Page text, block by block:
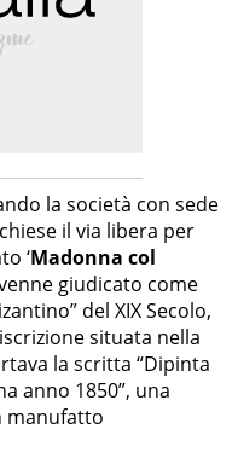
la società con sede
il via libera per
‘Madonna col
giudicato come
del XIX Secolo,
situata nella
la scritta “Dipinta
anno 1850”, una
manufatto